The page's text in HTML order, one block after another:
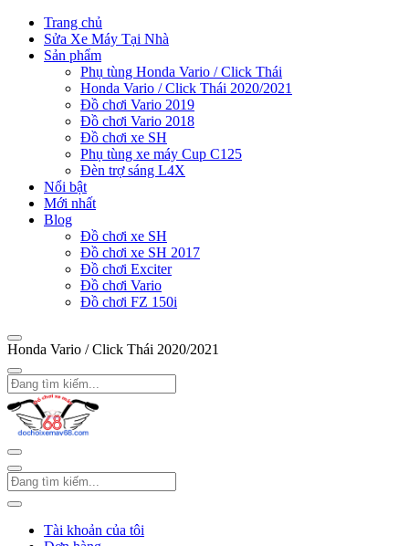
Trang chủ
Sửa Xe Máy Tại Nhà
Sản phẩm
Phụ tùng Honda Vario / Click Thái
Honda Vario / Click Thái 2020/2021
Đồ chơi Vario 2019
Đồ chơi Vario 2018
Đồ chơi xe SH
Phụ tùng xe máy Cup C125
Đèn trợ sáng L4X
Nổi bật
Mới nhất
Blog
Đồ chơi xe SH
Đồ chơi xe SH 2017
Đồ chơi Exciter
Đồ chơi Vario
Đồ chơi FZ 150i
Honda Vario / Click Thái 2020/2021
Tài khoản của tôi